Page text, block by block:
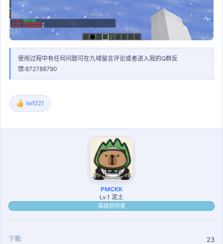
使用过程中有任何问题可在九域留言评论或者进入我的Q群反
馈:872788790
反
馈
lwf221
PMCKK
Lv.1 泥土
高级创作者
下载 23